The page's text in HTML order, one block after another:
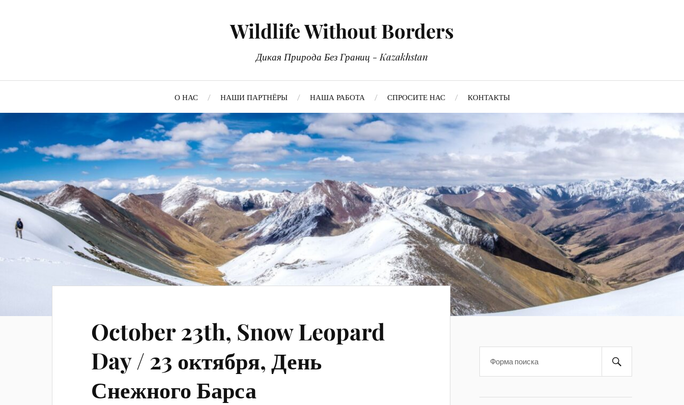
Wildlife Without Borders
Дикая Природа Без Границ - Kazakhstan
О НАС НАШИ ПАРТНЁРЫ НАША РАБОТА СПРОСИТЕ НАС КОНТАКТЫ
October 23th, Snow Leopard
Day / 23 октября, День
Снежного Барса